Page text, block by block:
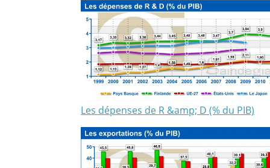
Les dépenses de R &amp; D (% du PIB)